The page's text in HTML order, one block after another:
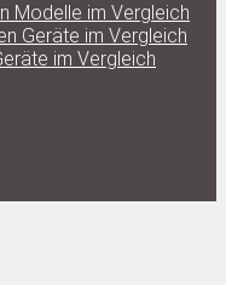
Modelle im Vergleich
Geräte im Vergleich
im Vergleich